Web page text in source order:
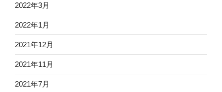
2022年3月
2022年1月
2021年12月
2021年11月
2021年7月